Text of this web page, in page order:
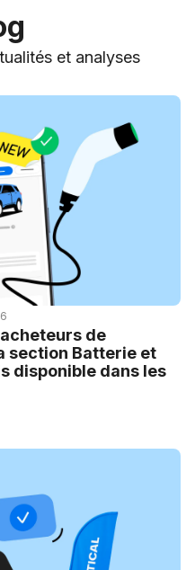
et analyses
de
section Batterie et
disponible dans les